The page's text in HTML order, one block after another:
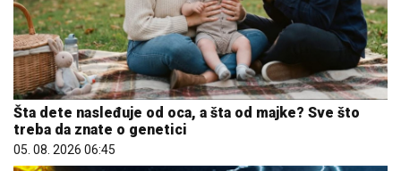
Šta dete nasleđuje od oca, a šta od majke? Sve što
treba da znate o genetici
05. 08. 2026 06:45